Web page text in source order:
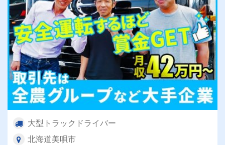
大型トラックドライバー
北海道美唄市